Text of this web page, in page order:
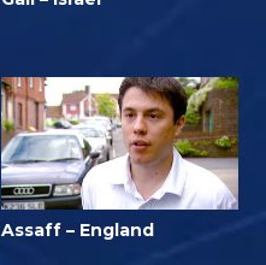
Assaff – England